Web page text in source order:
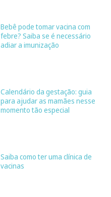
Bebê pode tomar vacina com
febre? Saiba se é necessário
adiar a imunização
Calendário da gestação: guia
para ajudar as mamães nesse
momento tão especial
Saiba como ter uma clínica de
vacinas